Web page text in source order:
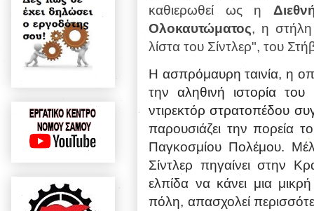
καθιερωθεί ως η
Ολοκαυτώματος, η
λίστα του Σίντλερ", του
Η ασπρόμαυρη ταινία, η
την αληθινή ιστορία
ντιρεκτόρ στρατοπέδου
παρουσιάζει την πορεία
Παγκοσμίου Πολέμου.
Σίντλερ πηγαίνει στην
ελπίδα να κάνει μια
πόλη, απασχολεί